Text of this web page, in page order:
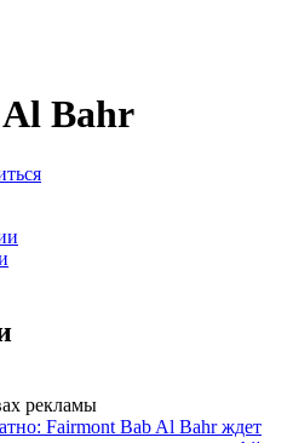
Bahr
рекламы
Fairmont Bab Al Bahr ждет